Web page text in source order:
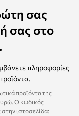
σας
σας στο
πληροφορίες
προϊόντα της
Ο κωδικός
ιστοσελίδα: